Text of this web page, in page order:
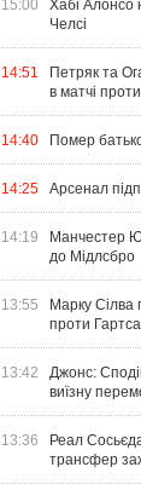
15:00
Хабі Алонсо
Челсі
14:51
Петряк та
в матчі
14:40 Помер
14:25 Арсенал
14:19
Манчестер
до Мідлсбро
13:55
Марку Сілва
проти Гартса
13:42
Джонс:
виїзну
13:36
Реал
трансфер